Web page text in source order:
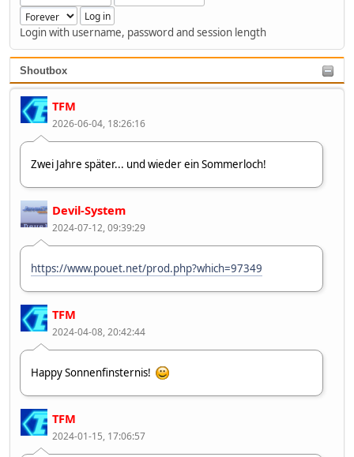
Login with username, password and session length
Shoutbox
TFM
2026-06-04, 18:26:16
Zwei Jahre später... und wieder ein Sommerloch!
Devil-System
2024-07-12, 09:39:29
https://www.pouet.net/prod.php?which=97349
TFM
2024-04-08, 20:42:44
Happy Sonnenfinsternis!
TFM
2024-01-15, 17:06:57